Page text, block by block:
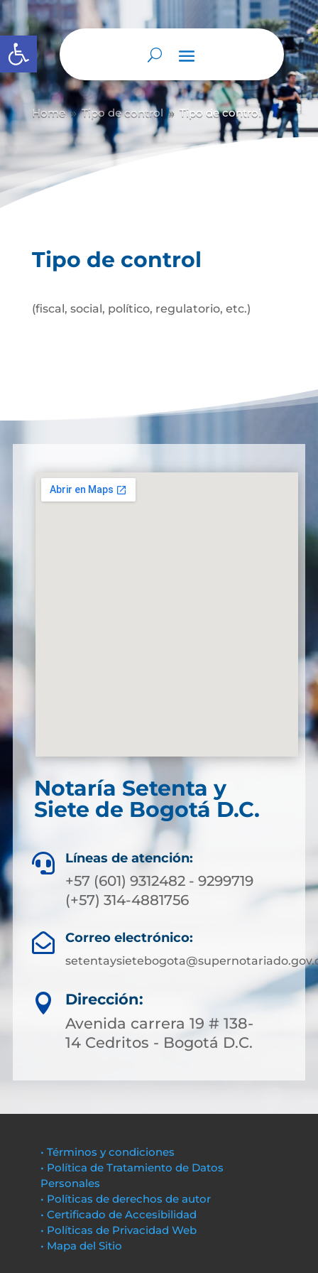
Abrir barra de herramientas
Home 9 Tipo de control 9 Tipo de control
Tipo de control
(fiscal, social, político, regulatorio, etc.)
Notaría Setenta y
Siete de Bogotá D.C.
 Líneas de atención:
+57 (601) 9312482 - 9299719
(+57) 314-4881756
 Correo electrónico:

Dirección:
Avenida carrera 19 # 138-
14 Cedritos - Bogotá D.C.
• Términos y condiciones
• Política de Tratamiento de Datos
Personales
• Políticas de derechos de autor
• Certificado de Accesibilidad
• Políticas de Privacidad Web
• Mapa del Sitio